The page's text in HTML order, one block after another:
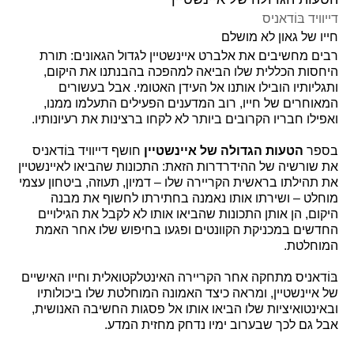
דייוויד בּוֹדאניס
חייו של גאון לא מושלם
רבים מחשיבים את אלברט איינשטיין לגדול הגאונים: תורת
היחסות הכללית שלו הביאה למהפכה בהבנתנו את היקום,
ותגליותיו הובילו אותנו אל העידן האטומי. אבל בעשורים
המאוחרים של חייו, רוב המדענים הפעילים התעלמו ממנו,
ואפילו חבריו הקרובים ביותר לא לקחו ברצינות את רעיונותיו.
בספר הטעות הגדולה של איינשטיין חושף דייוויד בּוֹדאניס
את שורשיה של ההידרדרות הזאת: התכונות שהביאו לאיינשטיין
את תהילתו בראשית הקריירה שלו – דמיון, תעוזה, ביטחון עצמי
מוחלט – ושירתו אותו נאמנה בחתירתו לחשוף את מבנה
היקום, הן אותן התכונות שהביאו אותו לא לקבל את הגילויים
החדשים במכניקת הקוונטים ופגעו בחיפוש שלו אחר האמת
המוחלטת.
בּוֹדאניס מתחקה אחר הקריירה האינטלקטואלית וחייו האישיים
של איינשטיין, ומראה כיצד האמונה המוחלטת שלו ביכולותיו
ובאינטואיציות שלו הביאו אותו אל פסגות החשיבה האנושית,
אבל גם לכך שבערוב ימיו נדחק מחזית המדע.